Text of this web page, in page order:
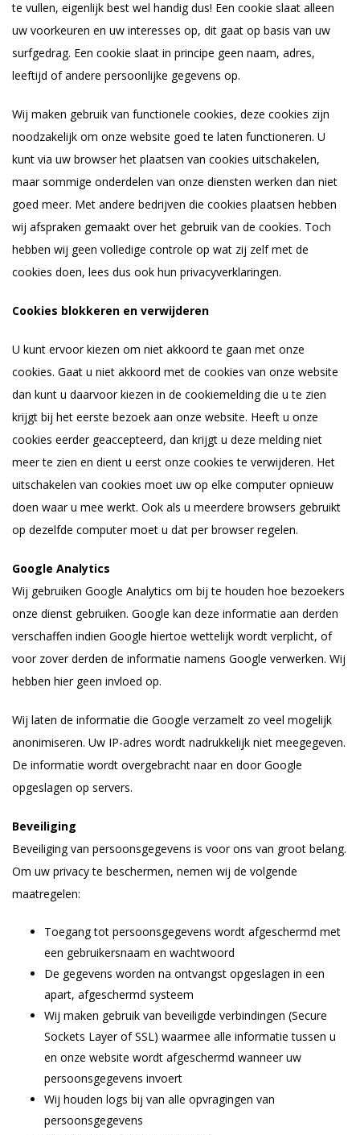
te vullen, eigenlijk best wel handig dus! Een cookie slaat alleen
uw voorkeuren en uw interesses op, dit gaat op basis van uw
surfgedrag. Een cookie slaat in principe geen naam, adres,
leeftijd of andere persoonlijke gegevens op.
Wij maken gebruik van functionele cookies, deze cookies zijn
noodzakelijk om onze website goed te laten functioneren. U
kunt via uw browser het plaatsen van cookies uitschakelen,
maar sommige onderdelen van onze diensten werken dan niet
goed meer. Met andere bedrijven die cookies plaatsen hebben
wij afspraken gemaakt over het gebruik van de cookies. Toch
hebben wij geen volledige controle op wat zij zelf met de
cookies doen, lees dus ook hun privacyverklaringen.
Cookies blokkeren en verwijderen
U kunt ervoor kiezen om niet akkoord te gaan met onze
cookies. Gaat u niet akkoord met de cookies van onze website
dan kunt u daarvoor kiezen in de cookiemelding die u te zien
krijgt bij het eerste bezoek aan onze website. Heeft u onze
cookies eerder geaccepteerd, dan krijgt u deze melding niet
meer te zien en dient u eerst onze cookies te verwijderen. Het
uitschakelen van cookies moet uw op elke computer opnieuw
doen waar u mee werkt. Ook als u meerdere browsers gebruikt
op dezelfde computer moet u dat per browser regelen.
Google Analytics
Wij gebruiken Google Analytics om bij te houden hoe bezoekers
onze dienst gebruiken. Google kan deze informatie aan derden
verschaffen indien Google hiertoe wettelijk wordt verplicht, of
voor zover derden de informatie namens Google verwerken. Wij
hebben hier geen invloed op.
Wij laten de informatie die Google verzamelt zo veel mogelijk
anonimiseren. Uw IP-adres wordt nadrukkelijk niet meegegeven.
De informatie wordt overgebracht naar en door Google
opgeslagen op servers.
Beveiliging
Beveiliging van persoonsgegevens is voor ons van groot belang.
Om uw privacy te beschermen, nemen wij de volgende
maatregelen:
Toegang tot persoonsgegevens wordt afgeschermd met
een gebruikersnaam en wachtwoord
De gegevens worden na ontvangst opgeslagen in een
apart, afgeschermd systeem
Wij maken gebruik van beveiligde verbindingen (Secure
Sockets Layer of SSL) waarmee alle informatie tussen u
en onze website wordt afgeschermd wanneer uw
persoonsgegevens invoert
Wij houden logs bij van alle opvragingen van
persoonsgegevens